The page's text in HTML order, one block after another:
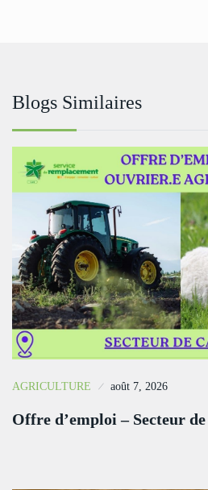
Blogs Similaires
AGRICULTURE août 7, 2026
Offre d’emploi – Secteur